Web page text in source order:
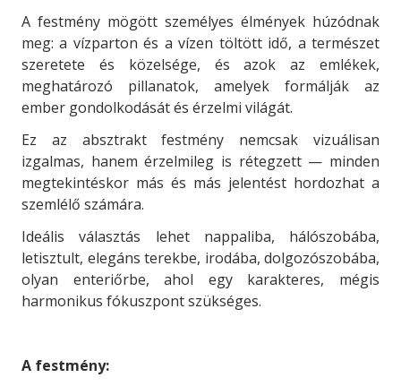
A festmény mögött személyes élmények húzódnak
meg:a vízparton és a vízen töltött idő, a természet
szeretete és közelsége, és azok az emlékek,
meghatározó pillanatok, amelyek formálják az
ember gondolkodását és érzelmi világát.
Ez az absztrakt festmény nemcsak vizuálisan
izgalmas, hanem érzelmileg is rétegzett — minden
megtekintéskor más és más jelentést hordozhat a
szemlélő számára.
Ideális választás lehet nappaliba, hálószobába,
letisztult, elegáns terekbe, irodába, dolgozószobába,
olyan enteriőrbe, ahol egy karakteres, mégis
harmonikus fókuszpont szükséges.
A festmény: